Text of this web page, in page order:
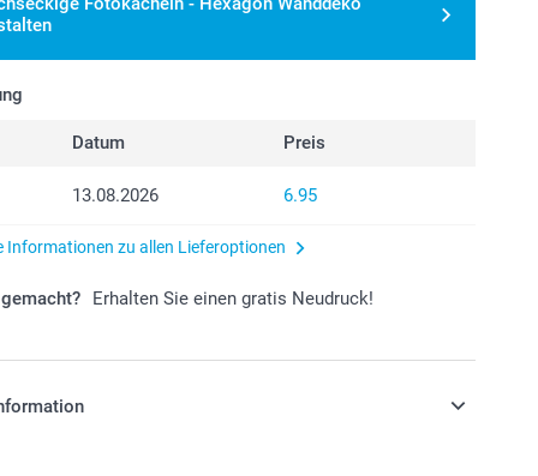
Datum Preis
13.08.2026 6.95
Informationen zu allen Lieferoptionen
Erhalten Sie einen gratis Neudruck!